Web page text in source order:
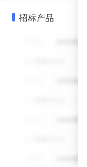
招标产品